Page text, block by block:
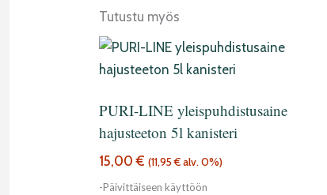
Tutustu myös
PURI-LINE yleispuhdistusaine
hajusteeton 5l kanisteri
15,00€ (11,95€alv. 0%)
-Päivittäiseen käyttöön